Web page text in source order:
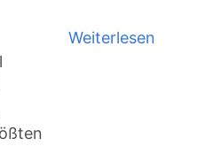
Weiterlesen